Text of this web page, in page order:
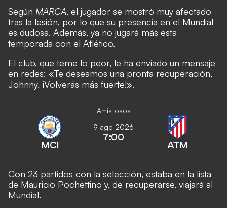
Según MARCA, el jugador se mostró muy afectado
tras la lesión, por lo que su presencia en el Mundial
es dudosa. Además, ya no jugará más esta
temporada con el Atlético.
El club, que teme lo peor, le ha enviado un mensaje
en redes: «Te deseamos una pronta recuperación,
Johnny. ¡Volverás más fuerte!».
Amistosos
MCI
9 ago 2026
7:00
ATM
Con 23 partidos con la selección, estaba en la lista
de Mauricio Pochettino y, de recuperarse, viajará al
Mundial.